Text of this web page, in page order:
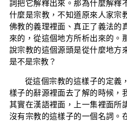
詞把它解釋出來。那為什麼解釋
什麼是宗教，不知道原來人家宗
佛教的義理裡面、真正了義法的
來的，從這個地方所析出來的。
說宗教的這個源頭是從什麼地方
是不是宗教？
從這個宗教的這樣子的定義
樣子的辭源裡面去了解的時候，
其實在漢語裡面，上一集裡面所
沒有宗教的這樣子的一個名詞。